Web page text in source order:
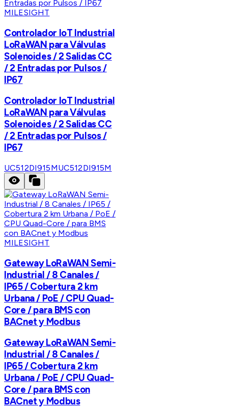
MILESIGHT
Controlador IoT Industrial
LoRaWAN para Válvulas
Solenoides / 2 Salidas CC
/ 2 Entradas por Pulsos /
IP67
Controlador IoT Industrial
LoRaWAN para Válvulas
Solenoides / 2 Salidas CC
/ 2 Entradas por Pulsos /
IP67
UC512DI915MUC512DI915M
MILESIGHT
Gateway LoRaWAN Semi-
Industrial / 8 Canales /
IP65 / Cobertura 2 km
Urbana / PoE / CPU Quad-
Core / para BMS con
BACnet y Modbus
Gateway LoRaWAN Semi-
Industrial / 8 Canales /
IP65 / Cobertura 2 km
Urbana / PoE / CPU Quad-
Core / para BMS con
BACnet y Modbus